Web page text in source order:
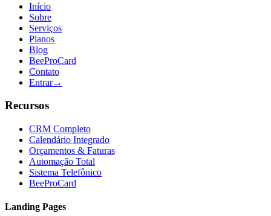
Início
Sobre
Serviços
Planos
Blog
BeeProCard
Contato
Entrar→
Recursos
CRM Completo
Calendário Integrado
Orçamentos & Faturas
Automação Total
Sistema Telefônico
BeeProCard
Landing Pages